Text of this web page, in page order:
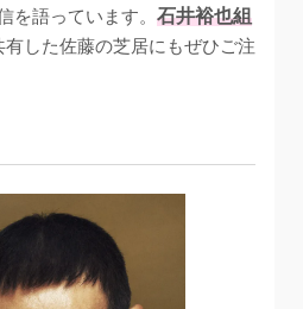
を語っています。 石井裕也組
有した佐藤の芝居にもぜひご注